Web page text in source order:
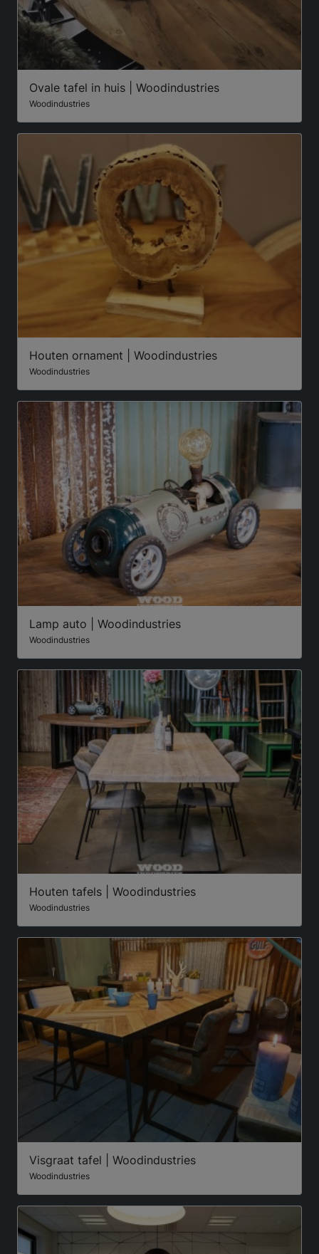
Ovale tafel in huis | Woodindustries
Woodindustries
Houten ornament | Woodindustries
Woodindustries
Lamp auto | Woodindustries
Woodindustries
Houten tafels | Woodindustries
Woodindustries
Visgraat tafel | Woodindustries
Woodindustries